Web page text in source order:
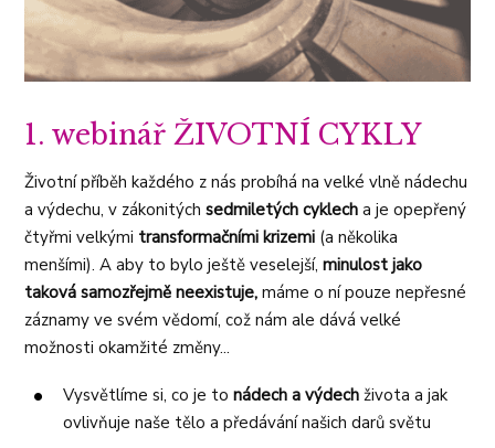
1. webinář ŽIVOTNÍ CYKLY
Životní příběh každého z nás probíhá na velké vlně nádechu
a výdechu, v zákonitýchsedmiletých cyklech a je opepřený
čtyřmi velkými transformačními krizemi (a několika
menšími). A aby to bylo ještě veselejší, minulost jako
taková samozřejmě neexistuje, máme o ní pouze nepřesné
záznamy ve svém vědomí, což nám ale dává velké
možnosti okamžité změny...
Vysvětlíme si, co je tonádech a výdech života a jak
ovlivňuje naše tělo a předávání našich darů světu